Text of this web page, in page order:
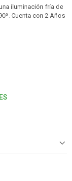
iluminación fría de
Cuenta con 2 Años